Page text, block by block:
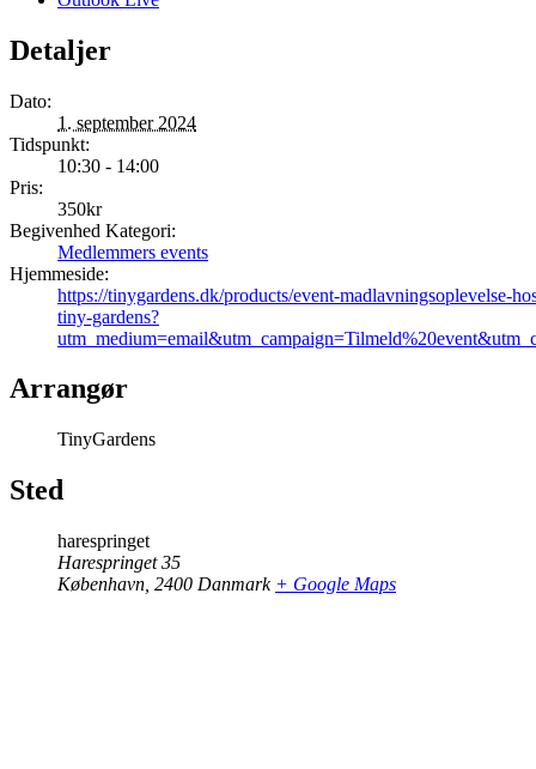
Detaljer
Dato:
1. september 2024
Tidspunkt:
10:30 - 14:00
Pris:
350kr
Begivenhed Kategori:
Medlemmers events
Hjemmeside:
https://tinygardens.dk/products/event-madlavningsoplevelse-
tiny-gardens?
Arrangør
TinyGardens
Sted
harespringet
Harespringet 35
København 2400 Danmark + Google Maps